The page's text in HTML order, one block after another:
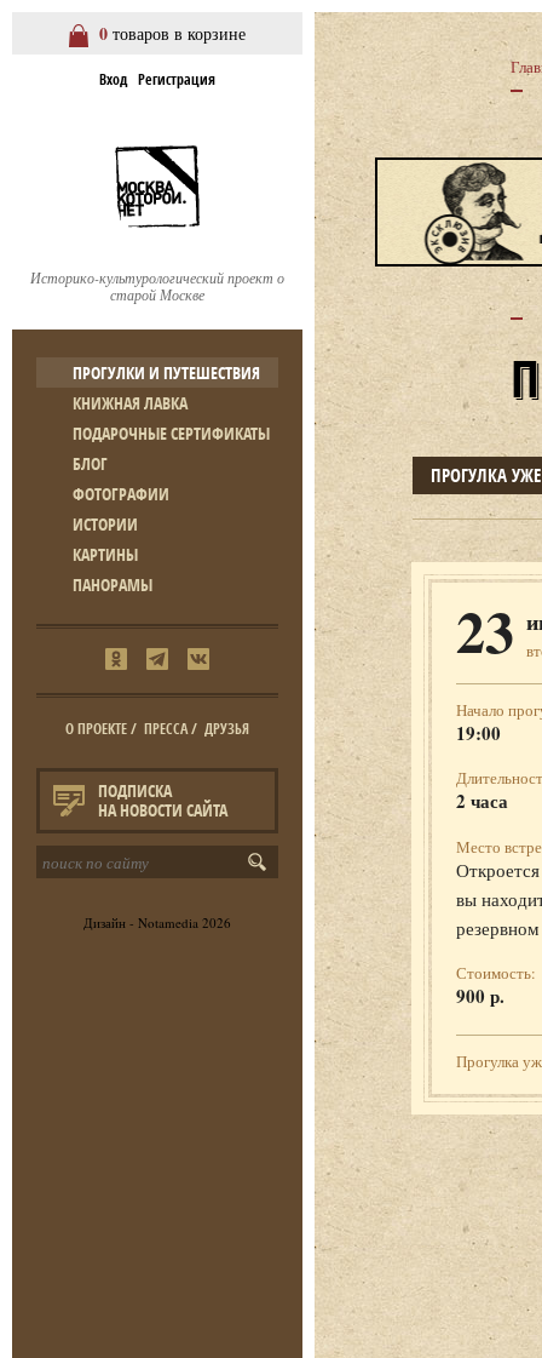
0 товаров в корзине
Вход Регистрация
Историко-культурологический проект о
старой Москве
ПРОГУЛКИ И ПУТЕШЕСТВИЯ
КНИЖНАЯ ЛАВКА
ПОДАРОЧНЫЕ СЕРТИФИКАТЫ
БЛОГ
ФОТОГРАФИИ
ИСТОРИИ
КАРТИНЫ
ПАНОРАМЫ
О ПРОЕКТЕ/ ПРЕССА/ ДРУЗЬЯ
ПОДПИСКА
НА НОВОСТИ САЙТА
Дизайн - Notamedia 2026
ПРОГУЛКА
23
Начало
19:00
2 часа
Место
вы
Стоимость:
900 р.
Прогулка